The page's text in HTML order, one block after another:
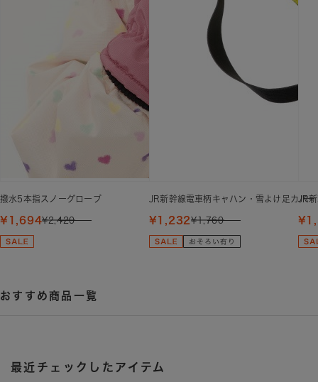
撥水5本指スノーグローブ
¥1,694¥2,420
JR新幹線電車柄キャハン・雪よけ足カバー
¥1,232¥1,760
JR
おすすめ商品一覧
最近チェックしたアイテム